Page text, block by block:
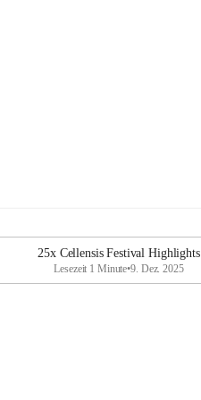
25x Cellensis Festival Highlights
Lesezeit 1 Minute•9. Dez. 2025